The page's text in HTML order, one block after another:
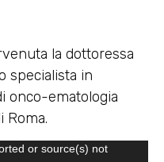
la dottoressa
specialista in
onco-ematologia
Roma.
or source(s) not